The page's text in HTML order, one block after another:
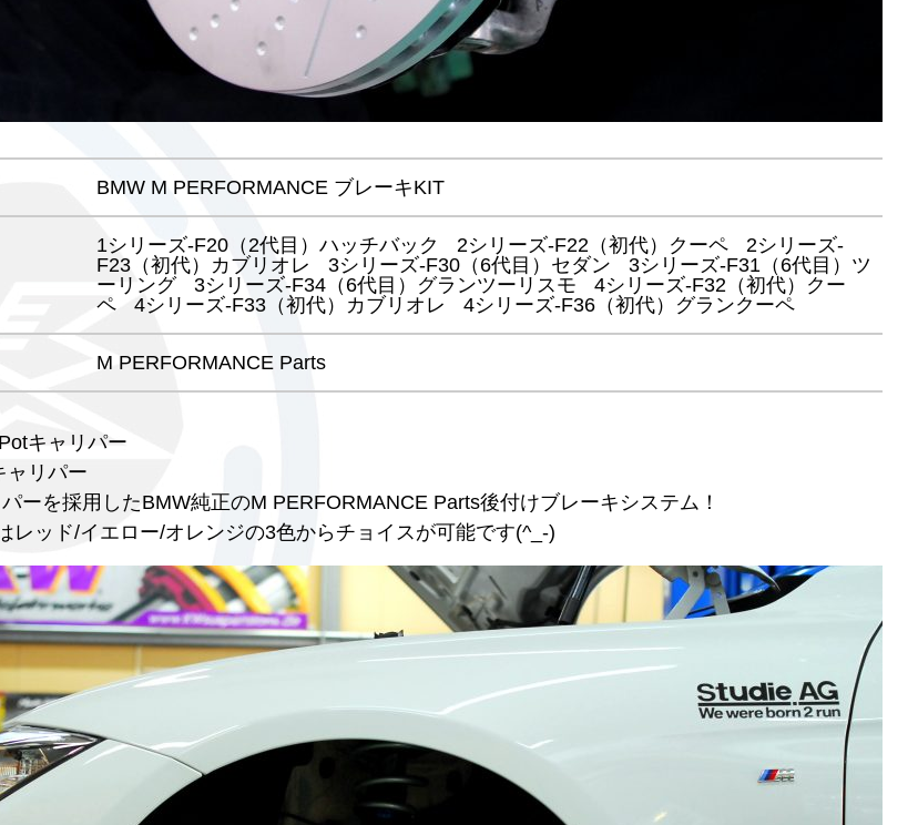
BMW M PERFORMANCE ブレーキKIT
1シリーズ-F20（2代目）ハッチバック 2シリーズ-F22（初代）クーペ
2シリーズ-
F23（初代）カブリオレ
3シリーズ-F30（6代目）セダン
3シリーズ-F31（6代目）ツ
ーリング
3シリーズ-F34（6代目）グランツーリスモ
4シリーズ-F32（初代）クー
ペ
4シリーズ-F33（初代）カブリオレ 4シリーズ-F36（初代）グランクーペ
M PERFORMANCE Parts
キャリパー
ャリパー
ーを採用したBMW純正のM PERFORMANCE Parts後付けブレーキシステム！
レッド/イエロー/オレンジの3色からチョイスが可能です(^_-)